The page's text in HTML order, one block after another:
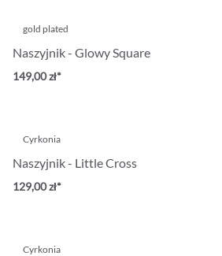
gold plated
Naszyjnik - Glowy Square
149,00 zł*
Cyrkonia
Naszyjnik - Little Cross
129,00 zł*
Cyrkonia